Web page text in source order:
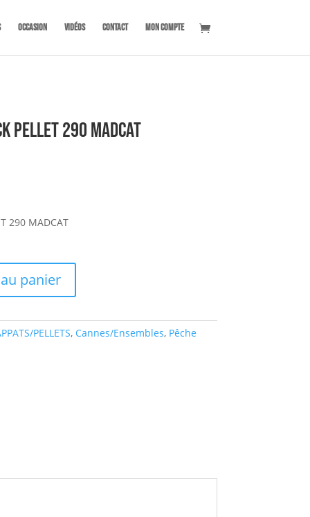
OCCASION Vidéos Contact Mon compte
290 MADCAT
290 MADCAT
panier
PELLETS, Cannes/Ensembles, Pêche